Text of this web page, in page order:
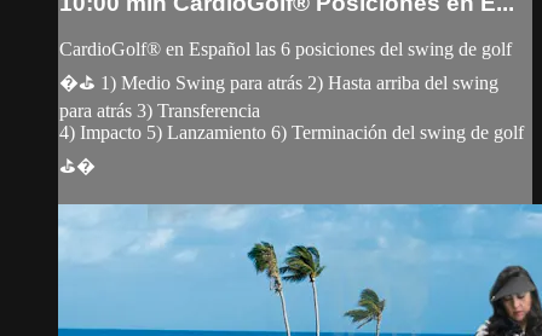
CardioGolf® en Español las 6 posiciones del swing de golf
�⛳️ 1) Medio Swing para atrás 2) Hasta arriba del swing
para atrás 3) Transferencia
4) Impacto 5) Lanzamiento 6) Terminación del swing de golf
⛳️�